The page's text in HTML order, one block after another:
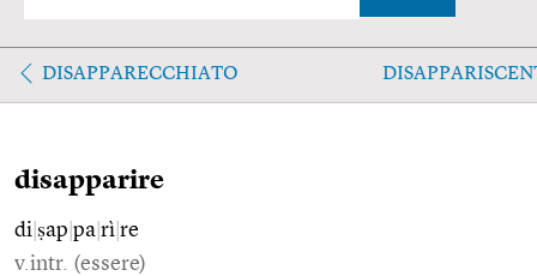
DISAPPARECCHIATO
disapparire
di ṣap pa rì re
v.intr. (essere)